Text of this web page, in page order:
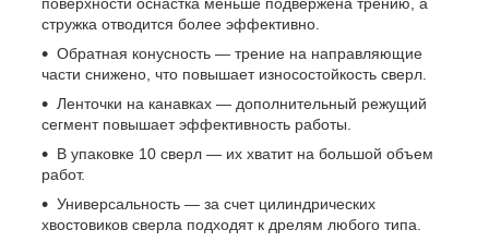
стружка отводится более эффективно.
Обратная конусность — трение на направляющие
части снижено, что повышает износостойкость сверл.
Ленточки на канавках — дополнительный режущий
сегмент повышает эффективность работы.
В упаковке 10 сверл — их хватит на большой объем
работ.
Универсальность — за счет цилиндрических
хвостовиков сверла подходят к дрелям любого типа.